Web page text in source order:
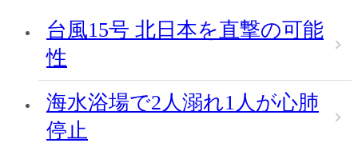
台風15号 北日本を直撃の可能
性
海水浴場で2人溺れ1人が心肺
停止